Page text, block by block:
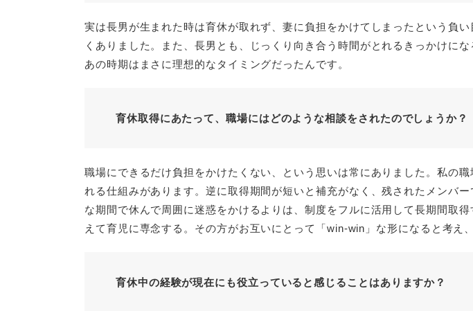
実は長男が生まれた時は育休が取れず、妻に負担をかけてしまったという負
くありました。また、長男とも、じっくり向き合う時間がとれるきっかけに
あの時期はまさに理想的なタイミングだったんです。
育休取得にあたって、職場にはどのような相談をされたのでしょうか？
職場にできるだけ負担をかけたくない、という思いは常にありました。私の
れる仕組みがあります。逆に取得期間が短いと補充がなく、残されたメンバ
な期間で休んで周囲に迷惑をかけるよりは、制度をフルに活用して長期間取
えて育児に専念する。その方がお互いにとって「win-win」な形になると考え
育休中の経験が現在にも役立っていると感じることはありますか？